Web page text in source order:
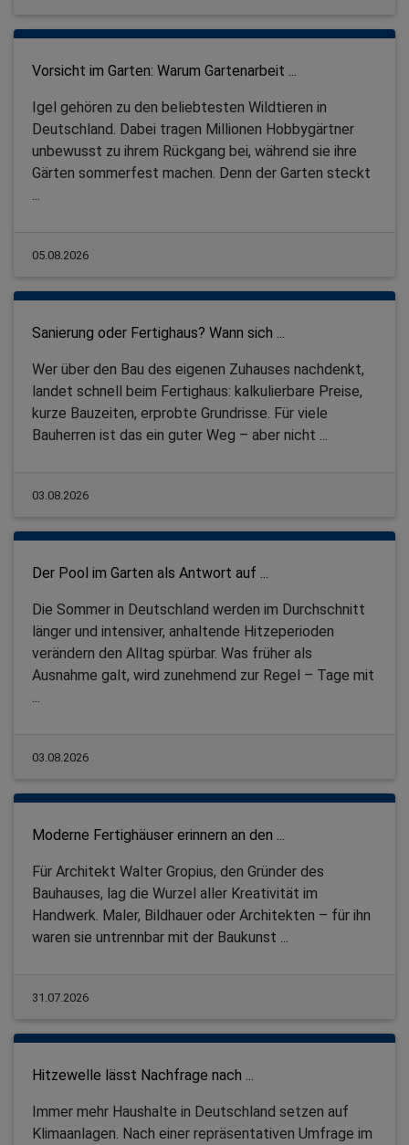
Vorsicht im Garten: Warum Gartenarbeit ...
Igel gehören zu den beliebtesten Wildtieren in
Deutschland. Dabei tragen Millionen Hobbygärtner
unbewusst zu ihrem Rückgang bei, während sie ihre
Gärten sommerfest machen. Denn der Garten steckt
05.08.2026
Sanierung oder Fertighaus? Wann sich ...
Wer über den Bau des eigenen Zuhauses nachdenkt,
landet schnell beim Fertighaus: kalkulierbare Preise,
kurze Bauzeiten, erprobte Grundrisse. Für viele
Bauherren ist das ein guter Weg – aber nicht ...
03.08.2026
Der Pool im Garten als Antwort auf ...
Die Sommer in Deutschland werden im Durchschnitt
länger und intensiver, anhaltende Hitzeperioden
verändern den Alltag spürbar. Was früher als
Ausnahme galt, wird zunehmend zur Regel – Tage mit
03.08.2026
Moderne Fertighäuser erinnern an den ...
Für Architekt Walter Gropius, den Gründer des
Bauhauses, lag die Wurzel aller Kreativität im
Handwerk. Maler, Bildhauer oder Architekten – für ihn
waren sie untrennbar mit der Baukunst ...
31.07.2026
Hitzewelle lässt Nachfrage nach ...
Immer mehr Haushalte in Deutschland setzen auf
Klimaanlagen. Nach einer repräsentativen Umfrage im